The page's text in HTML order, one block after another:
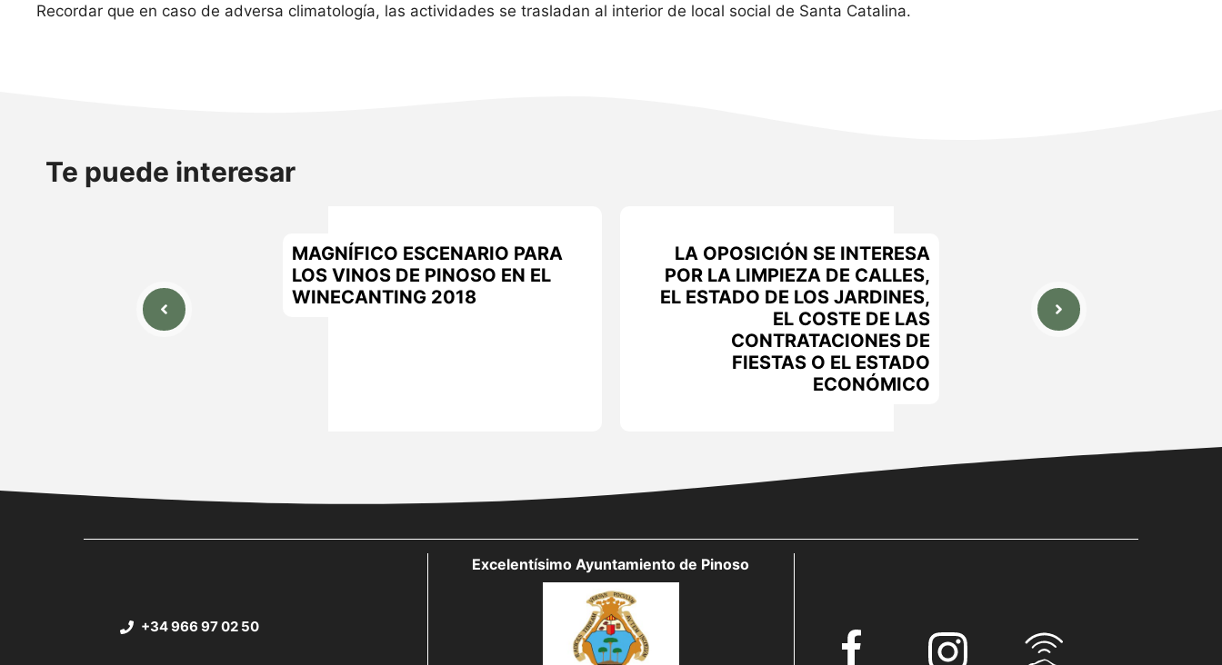
Recordar que en caso de adversa climatología, las actividades se trasladan al interior de local social de Santa Catalina.
Te puede interesar
MAGNÍFICO ESCENARIO PARA
LOS VINOS DE PINOSO EN EL
WINECANTING 2018
LA OPOSICIÓN SE INTERESA
POR LA LIMPIEZA DE CALLES,
EL ESTADO DE LOS JARDINES,
EL COSTE DE LAS
CONTRATACIONES DE
FIESTAS O EL ESTADO
ECONÓMICO
+34 966 97 02 50
Excelentísimo Ayuntamiento de Pinoso